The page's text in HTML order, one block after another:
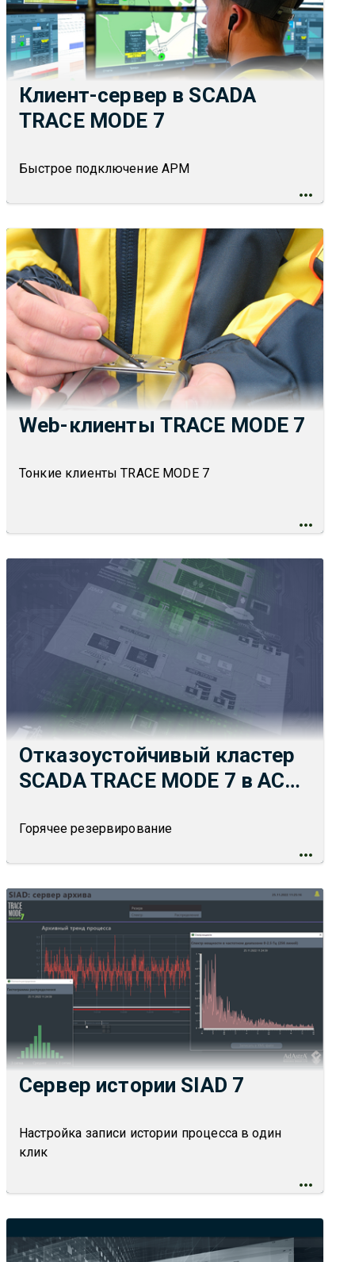
Клиент-сервер в SCADA
TRACE MODE 7
Быстрое подключение АРМ
Web-клиенты TRACE MODE 7
Тонкие клиенты TRACE MODE 7
Отказоустойчивый кластер
SCADA TRACE MODE 7 в АСУ
Горячее резервирование
Сервер истории SIAD 7
Настройка записи истории процесса в один
клик